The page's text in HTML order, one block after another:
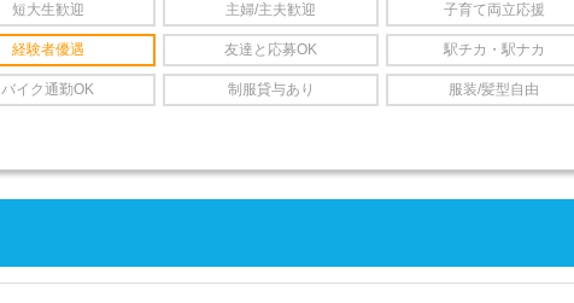
短大生歓迎 主婦/主夫歓迎 子育て両立応援
経験者優遇 友達と応募OK 駅チカ・駅ナカ
バイク通勤OK 制服貸与あり 服装/髪型自由